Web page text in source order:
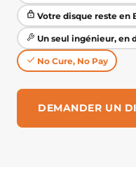
Votre disque reste en
Un seul ingénieur, en
No Cure, No Pay
DEMANDER UN